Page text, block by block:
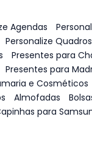
Agendas
Personalize Quadros
Presentes para
Presentes para
e Cosméticos
Almofadas
para